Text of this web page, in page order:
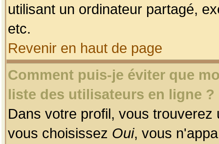
utilisant un ordinateur partagé,
etc.
Revenir en haut de page
Comment puis-je éviter que
liste des utilisateurs en ligne ?
Dans votre profil, vous
vous choisissez Oui, vous